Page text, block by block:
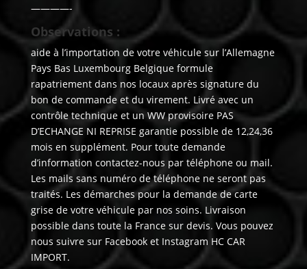
————-
Observations :
aide à l’importation de votre véhicule sur l’Allemagne
Pays Bas Luxembourg Belgique formule
rapatriement dans nos locaux après signature du
bon de commande et du virement. Livré avec un
contrôle technique et un WW provisoire PAS
D’ECHANGE NI REPRISE garantie possible de 12,24,36
mois en supplément. Pour toute demande
d’information contactez-nous par téléphone ou mail.
Les mails sans numéro de téléphone ne seront pas
traités. Les démarches pour la demande de carte
grise de votre véhicule par nos soins. Livraison
possible dans toute la France sur devis. Vous pouvez
nous suivre sur Facebook et Instagram HC CAR
IMPORT.